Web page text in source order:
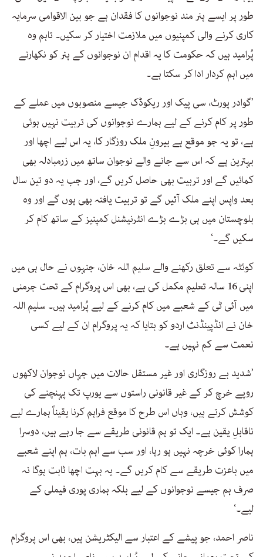
طور پر ایسے ہنر مند نوجوانوں کا فقدان ہے جو بین الاقوامی سرمایہ
کاری کرنے والی کمپنیوں میں ملازمت اختیار کر سکیں۔ تاہم وہ
پُرامید ہیں کہ حکومت کا یہ اقدام ان نوجوانوں کے ہنر کو نکھارنے
میں اہم کردار ادا کر سکتا ہے۔
’گوادر پورٹ، سی پیک اور ریکوڈک جیسے منصوبوں میں عملے کے
طور پر کام کرنے کے لیے ہمارے نوجوانوں کی تربیت نہیں ہوئی
ہے، تو یہ جو موقع ہے بیرونِ ملک روزگار کا، یہ اس لیے اچھا اور
بہترین ہے کہ اس سے جانے والے نوجوان ساتھ میں زرمبادلہ بھی
کمائیں گے اور تربیت بھی حاصل کریں گے، اور جب یہ دو تین سال
بعد واپس اپنے ملک آئیں گے تو تربیت یافتہ بھی ہوں گے اور وہ
بلوچستان میں ہی بڑے بڑے انٹرنیشنل کمپنیز کے ساتھ کام کر
سکیں گے۔‘
کوئٹہ سے تعلق رکھنے والے سلیم اللہ خان، جنہوں نے حال ہی میں
اپنی 16 سالہ تعلیم مکمل کی ہے، بھی اس پروگرام کے تحت جرمنی
میں آئی ٹی کے شعبے میں کام کرنے کے لیے پُرامید ہیں۔ سلیم اللہ
خان نے انڈپینڈنٹ اردو کو بتایا کہ یہ پروگرام ان کے لیے کسی
نعمت سے کم نہیں ہے۔
’شدید بے روزگاری اور غیر مستقل حالات میں جہاں نوجوان لاکھوں
روپے خرچ کر کے غیر قانونی راستوں سے یورپ تک پہنچنے کی
کوشش کرتے ہیں، وہاں اس طرح کا موقع فراہم کرنا یقیناً ہمارے لیے
ناقابلِ یقین ہے۔ ایک تو ہم قانونی طریقے سے جا رہے ہیں، دوسرا
ہمارا کوئی خرچہ نہیں ہو رہا، اور سب سے اہم بات، ہم اپنے شعبے
میں باعزت طریقے سے کام کریں گے۔ یہ بہت اچھا ثابت ہوگا نہ
صرف ہم جیسے نوجوانوں کے لیے بلکہ ہماری پوری فیملی کے
لیے۔‘
ناصر احمد، جو پیشے کے اعتبار سے الیکٹریشن ہیں، بھی اس پروگرام